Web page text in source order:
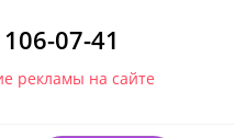
07-41
рекламы на сайте